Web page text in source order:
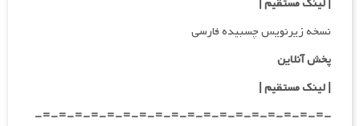
نسخه زیرنویس چسبیده فارسی
پخش آنلاین
| لینک مستقیم|
-=-=-=-=-=-=-=-=-=-=-=-=-=-=-=-=-=-=-